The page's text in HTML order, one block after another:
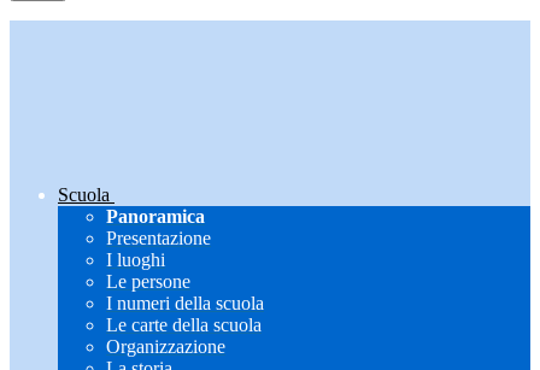
Scuola
Panoramica
Presentazione
I luoghi
Le persone
I numeri della scuola
Le carte della scuola
Organizzazione